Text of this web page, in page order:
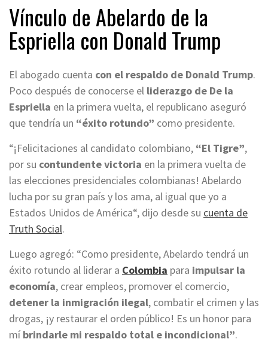
Vínculo de Abelardo de la
Espriella con Donald Trump
El abogado cuenta con el respaldo de Donald Trump.
Poco después de conocerse el liderazgo de De la
Espriella en la primera vuelta, el republicano aseguró
que tendría un “éxito rotundo” como presidente.
“¡Felicitaciones al candidato colombiano, “El Tigre”,
por su contundente victoria en la primera vuelta de
las elecciones presidenciales colombianas! Abelardo
lucha por su gran país y los ama, al igual que yo a
Estados Unidos de América“, dijo desde su cuenta de
Truth Social.
Luego agregó: “Como presidente, Abelardo tendrá un
éxito rotundo al liderar a Colombia para impulsar la
economía, crear empleos, promover el comercio,
detener la inmigración ilegal, combatir el crimen y las
drogas, ¡y restaurar el orden público! Es un honor para
mí brindarle mi respaldo total e incondicional”.